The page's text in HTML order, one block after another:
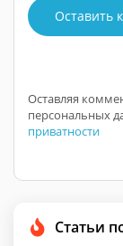
Оставить
Оставляя
персональных
приватности
Статьи